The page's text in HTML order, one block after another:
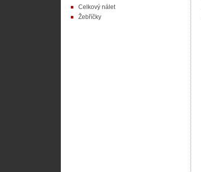
Celkový nálet
Žebříčky